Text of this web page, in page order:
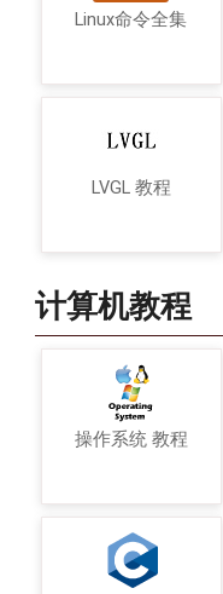
Linux命令全集
LVGL 教程
计算机教程
操作系统 教程